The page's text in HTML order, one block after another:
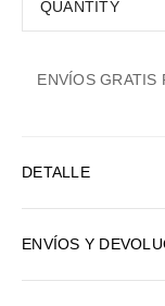
2
ENVÍOS GRATIS
DETALLE
ENVÍOS Y